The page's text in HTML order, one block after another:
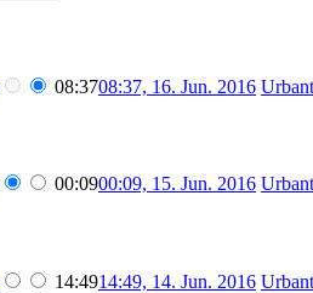
08:3708:37, 16. Jun. 2016
00:0900:09, 15. Jun. 2016
14:4914:49, 14. Jun. 2016